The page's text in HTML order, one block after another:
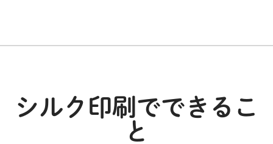
シルク印刷でできるこ
と